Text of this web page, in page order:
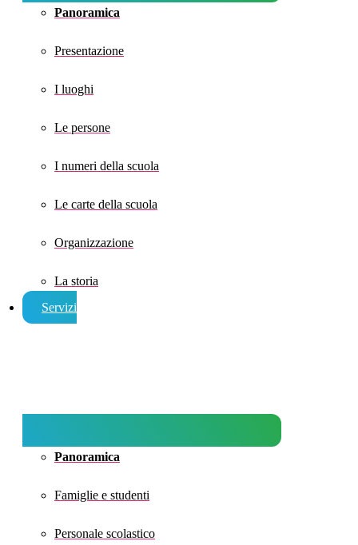
Panoramica
Presentazione
I luoghi
Le persone
I numeri della scuola
Le carte della scuola
Organizzazione
La storia
Servizi
Panoramica
Famiglie e studenti
Personale scolastico